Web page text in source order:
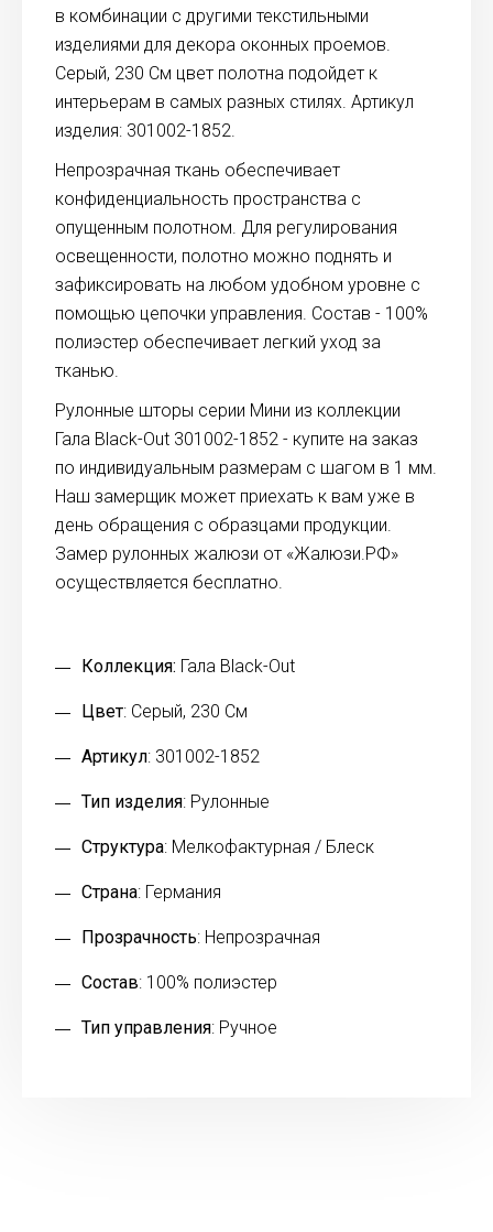
в комбинации с другими текстильными
изделиями для декора оконных проемов.
Серый, 230 См цвет полотна подойдет к
интерьерам в самых разных стилях. Артикул
изделия: 301002-1852.
Непрозрачная ткань обеспечивает
конфиденциальность пространства с
опущенным полотном. Для регулирования
освещенности, полотно можно поднять и
зафиксировать на любом удобном уровне с
помощью цепочки управления. Состав - 100%
полиэстер обеспечивает легкий уход за
тканью.
Рулонные шторы серии Мини из коллекции
Гала Black-Out 301002-1852 - купите на заказ
по индивидуальным размерам с шагом в 1 мм.
Наш замерщик может приехать к вам уже в
день обращения с образцами продукции.
Замер рулонных жалюзи от «Жалюзи.РФ»
осуществляется бесплатно.
Коллекция: Гала Black-Out
Цвет: Серый, 230 См
Артикул: 301002-1852
Тип изделия: Рулонные
Структура: Мелкофактурная / Блеск
Страна: Германия
Прозрачность: Непрозрачная
Состав: 100% полиэстер
Тип управления: Ручное